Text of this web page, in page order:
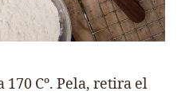
Cº. Pela, retira el